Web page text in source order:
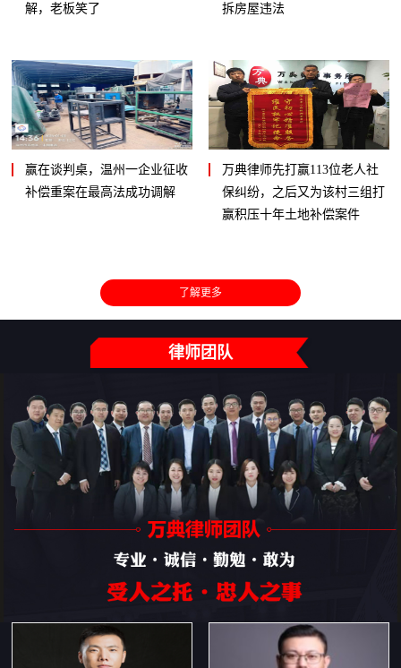
解，老板笑了
拆房屋违法
赢在谈判桌，温州一企业征收
补偿重案在最高法成功调解
万典律师先打赢113位老人社
保纠纷，之后又为该村三组打
赢积压十年土地补偿案件
了解更多
律师团队